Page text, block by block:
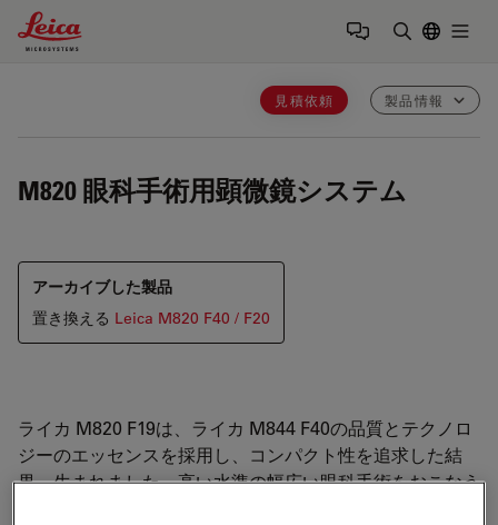
Leica Microsystems Logo
見積依頼 製品情報
M820 眼科手術用顕微鏡システム
アーカイブした製品
置き換える Leica M820 F40 / F20
ライカ M820 F19は、ライカ M844 F40の品質とテクノロ
ジーのエッセンスを採用し、コンパクト性を追求した結
果、生まれました。高い水準の幅広い眼科手術をおこなう